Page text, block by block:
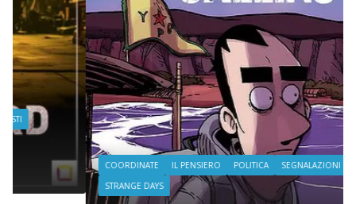
COORDINATE IL PENSIERO POLITICA
SEGNALAZIONI
STRANGE DAYS